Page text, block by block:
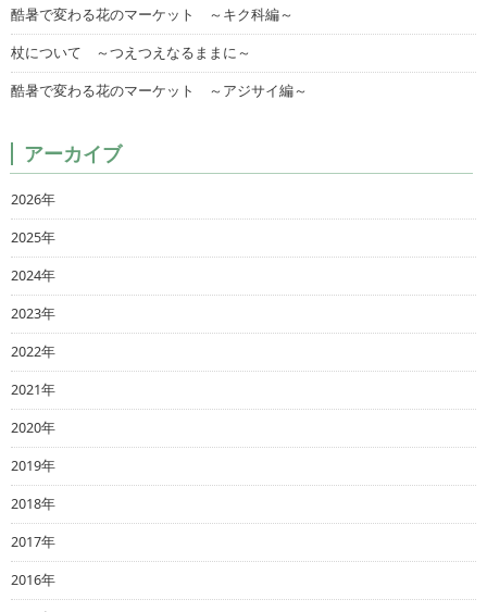
酷暑で変わる花のマーケット ～キク科編～
杖について ～つえつえなるままに～
酷暑で変わる花のマーケット ～アジサイ編～
アーカイブ
2026年
2025年
2024年
2023年
2022年
2021年
2020年
2019年
2018年
2017年
2016年